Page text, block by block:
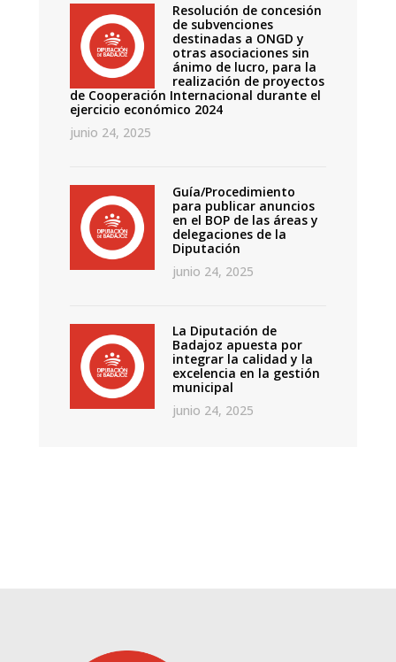
Resolución de concesión
de subvenciones
destinadas a ONGD y
otras asociaciones sin
ánimo de lucro, para la
realización de proyectos
de Cooperación Internacional durante el
ejercicio económico 2024
junio 24, 2025
Guía/Procedimiento
para publicar anuncios
en el BOP de las áreas y
delegaciones de la
Diputación
junio 24, 2025
La Diputación de
Badajoz apuesta por
integrar la calidad y la
excelencia en la gestión
municipal
junio 24, 2025